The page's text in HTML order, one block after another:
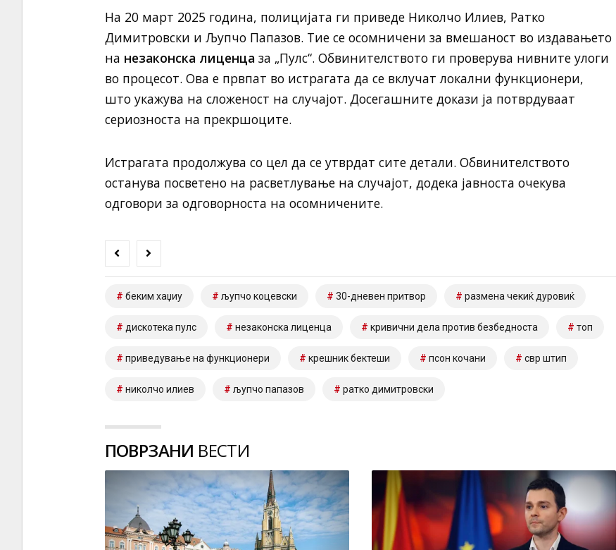
На 20 март 2025 година, полицијата ги приведе Николчо Илиев, Ратко
Димитровски и Љупчо Папазов. Тие се осомничени за вмешаност во издавањето
на незаконска лиценца за „Пулс“. Обвинителството ги проверува нивните улоги
во процесот. Ова е првпат во истрагата да се вклучат локални функционери,
што укажува на сложеност на случајот. Досегашните докази ја потврдуваат
сериозноста на прекршоците.
Истрагата продолжува со цел да се утврдат сите детали. Обвинителството
останува посветено на расветлување на случајот, додека јавноста очекува
одговори за одговорноста на осомничените.
беким хаџиу љупчо коцевски 30-дневен притвор размена чекиќ дуровиќ
дискотека пулс незаконска лиценца кривични дела против безбедноста топ
приведување на функционери крешник бектеши псон кочани свр штип
николчо илиев љупчо папазов ратко димитровски
ПОВРЗАНИ ВЕСТИ